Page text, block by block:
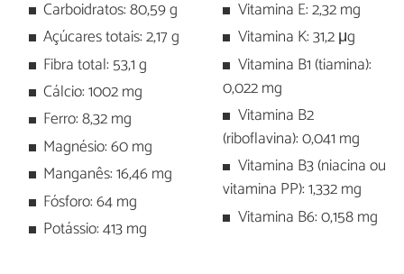
Carboidratos: 80,59 g
Açúcares totais: 2,17 g
Fibra total: 53,1 g
Cálcio: 1002 mg
Ferro: 8,32 mg
Magnésio: 60 mg
Manganês: 16,46 mg
Fósforo: 64 mg
Potássio: 413 mg
Vitamina E: 2,32 mg
Vitamina K: 31,2 μg
Vitamina B1 (tiamina):
0,022 mg
Vitamina B2
(riboflavina): 0,041 mg
Vitamina B3 (niacina ou
vitamina PP): 1,332 mg
Vitamina B6: 0,158 mg